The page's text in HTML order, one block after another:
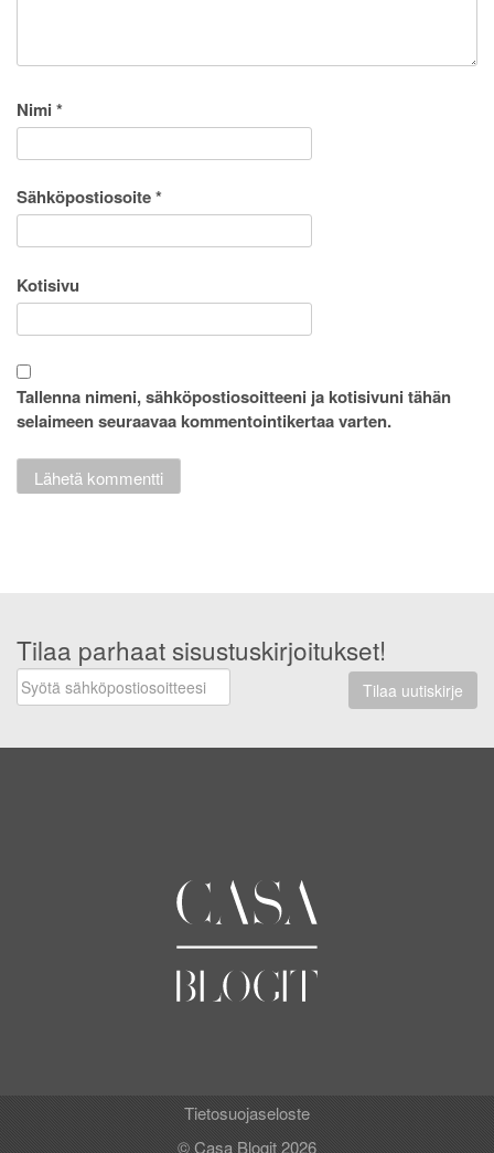
Nimi *
Sähköpostiosoite*
Kotisivu
Tallenna nimeni, sähköpostiosoitteeni ja kotisivuni tähän
selaimeen seuraavaa kommentointikertaa varten.
Tilaa parhaat sisustuskirjoitukset!
Tilaa uutiskirje
Tietosuojaseloste
© Casa Blogit 2026